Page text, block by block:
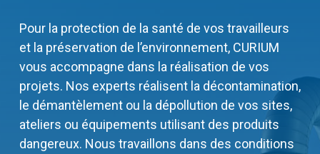
Pour la protection de la santé de vos travailleurs
et la préservation de l’environnement, CURIUM
vous accompagne dans la réalisation de vos
projets. Nos experts réalisent la décontamination,
le démantèlement ou la dépollution de vos sites,
ateliers ou équipements utilisant des produits
dangereux. Nous travaillons dans des conditions